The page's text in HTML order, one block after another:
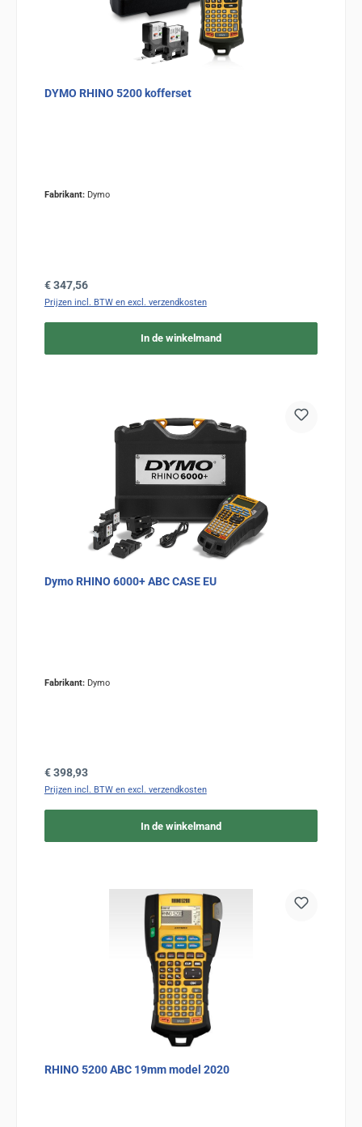
DYMO RHINO 5200 kofferset
Fabrikant: Dymo
Normale prijs:
€ 347,56
Prijzen incl. BTW en excl. verzendkosten
In de winkelmand
Dymo RHINO 6000+ ABC CASE EU
Fabrikant: Dymo
Normale prijs:
€ 398,93
Prijzen incl. BTW en excl. verzendkosten
In de winkelmand
RHINO 5200 ABC 19mm model 2020